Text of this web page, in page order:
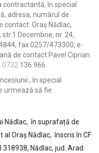
în special
adresa, numărul de
Oraș Nădlac,
Decembrie, nr. 24,
fax 0257/473300, e-
de contact:Pavel Ciprian
136 966.
, în special
urmează să fie
Nădlac, în suprafață de
Oraș Nădlac, înscris în CF
Nădlac, jud. Arad.